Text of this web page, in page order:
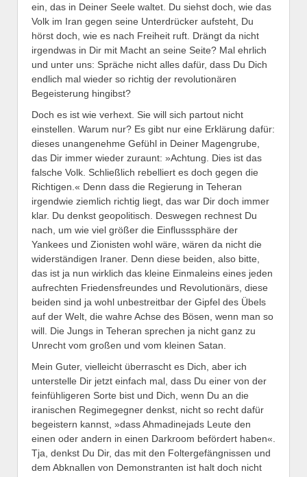
ein, das in Deiner Seele waltet. Du siehst doch, wie das
Volk im Iran gegen seine Unterdrücker aufsteht, Du
hörst doch, wie es nach Freiheit ruft. Drängt da nicht
irgendwas in Dir mit Macht an seine Seite? Mal ehrlich
und unter uns: Spräche nicht alles dafür, dass Du Dich
endlich mal wieder so richtig der revolutionären
Begeisterung hingibst?
Doch es ist wie verhext. Sie will sich partout nicht
einstellen. Warum nur? Es gibt nur eine Erklärung dafür:
dieses unangenehme Gefühl in Deiner Magengrube,
das Dir immer wieder zuraunt: »Achtung. Dies ist das
falsche Volk. Schließlich rebelliert es doch gegen die
Richtigen.« Denn dass die Regierung in Teheran
irgendwie ziemlich richtig liegt, das war Dir doch immer
klar. Du denkst geopolitisch. Deswegen rechnest Du
nach, um wie viel größer die Einflusssphäre der
Yankees und Zionisten wohl wäre, wären da nicht die
widerständigen Iraner. Denn diese beiden, also bitte,
das ist ja nun wirklich das kleine Einmaleins eines jeden
aufrechten Friedensfreundes und Revolutionärs, diese
beiden sind ja wohl unbestreitbar der Gipfel des Übels
auf der Welt, die wahre Achse des Bösen, wenn man so
will. Die Jungs in Teheran sprechen ja nicht ganz zu
Unrecht vom großen und vom kleinen Satan.
Mein Guter, vielleicht überrascht es Dich, aber ich
unterstelle Dir jetzt einfach mal, dass Du einer von der
feinfühligeren Sorte bist und Dich, wenn Du an die
iranischen Regimegegner denkst, nicht so recht dafür
begeistern kannst, »dass Ahmadinejads Leute den
einen oder andern in einen Darkroom befördert haben«.
Tja, denkst Du Dir, das mit den Foltergefängnissen und
dem Abknallen von Demonstranten ist halt doch nicht